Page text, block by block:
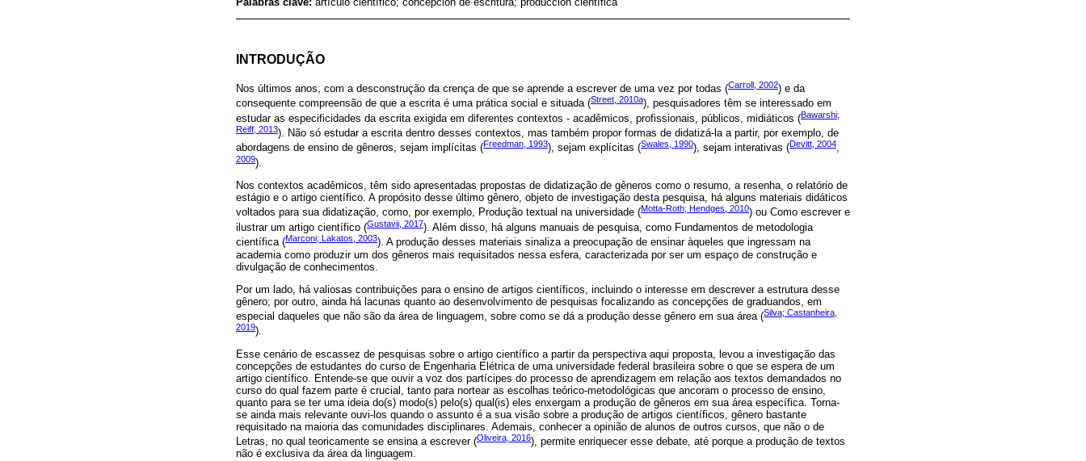
INTRODUÇÃO
Nos últimos anos, com a desconstrução da crença de que se aprende a escrever de uma vez por todas (Carroll, 2002) e da
consequente compreensão de que a escrita é uma prática social e situada (Street, 2010a), pesquisadores têm se interessado em
estudar as especificidades da escrita exigida em diferentes contextos - acadêmicos, profissionais, públicos, midiáticos (Bawarshi;
Reiff, 2013). Não só estudar a escrita dentro desses contextos, mas também propor formas de didatizá-la a partir, por exemplo, de
abordagens de ensino de gêneros, sejam implícitas (Freedman, 1993), sejam explícitas (Swales, 1990), sejam interativas (Devitt, 2004,
2009).
Nos contextos acadêmicos, têm sido apresentadas propostas de didatização de gêneros como o resumo, a resenha, o relatório de
estágio e o artigo científico. A propósito desse último gênero, objeto de investigação desta pesquisa, há alguns materiais didáticos
voltados para sua didatização, como, por exemplo, Produção textual na universidade (Motta-Roth; Hendges, 2010) ou Como escrever e
ilustrar um artigo científico (Gustavii, 2017). Além disso, há alguns manuais de pesquisa, como Fundamentos de metodologia
científica (Marconi; Lakatos, 2003). A produção desses materiais sinaliza a preocupação de ensinar àqueles que ingressam na
academia como produzir um dos gêneros mais requisitados nessa esfera, caracterizada por ser um espaço de construção e
divulgação de conhecimentos.
Por um lado, há valiosas contribuições para o ensino de artigos científicos, incluindo o interesse em descrever a estrutura desse
gênero; por outro, ainda há lacunas quanto ao desenvolvimento de pesquisas focalizando as concepções de graduandos, em
especial daqueles que não são da área de linguagem, sobre como se dá a produção desse gênero em sua área (Silva; Castanheira,
2019).
Esse cenário de escassez de pesquisas sobre o artigo científico a partir da perspectiva aqui proposta, levou a investigação das
concepções de estudantes do curso de Engenharia Elétrica de uma universidade federal brasileira sobre o que se espera de um
artigo científico. Entende-se que ouvir a voz dos partícipes do processo de aprendizagem em relação aos textos demandados no
curso do qual fazem parte é crucial, tanto para nortear as escolhas teórico-metodológicas que ancoram o processo de ensino,
quanto para se ter uma ideia do(s) modo(s) pelo(s) qual(is) eles enxergam a produção de gêneros em sua área específica. Torna-
se ainda mais relevante ouvi-los quando o assunto é a sua visão sobre a produção de artigos científicos, gênero bastante
requisitado na maioria das comunidades disciplinares. Ademais, conhecer a opinião de alunos de outros cursos, que não o de
Letras, no qual teoricamente se ensina a escrever (Oliveira, 2016), permite enriquecer esse debate, até porque a produção de textos
não é exclusiva da área da linguagem.